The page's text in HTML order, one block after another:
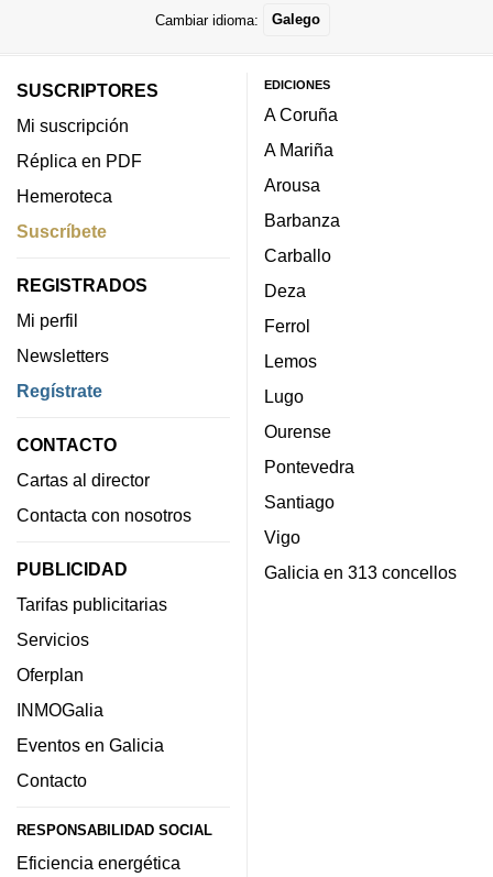
Cambiar idioma: Galego
SUSCRIPTORES
Mi suscripción
Réplica en PDF
Hemeroteca
Suscríbete
REGISTRADOS
Mi perfil
Newsletters
Regístrate
CONTACTO
Cartas al director
Contacta con nosotros
PUBLICIDAD
Tarifas publicitarias
Servicios
Oferplan
INMOGalia
Eventos en Galicia
Contacto
RESPONSABILIDAD SOCIAL
Eficiencia energética
EDICIONES
A Coruña
A Mariña
Arousa
Barbanza
Carballo
Deza
Ferrol
Lemos
Lugo
Ourense
Pontevedra
Santiago
Vigo
Galicia en 313 concellos